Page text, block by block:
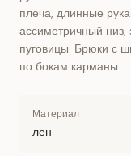
плеча, длинные
ассиметричный низ,
пуговицы. Брюки с
по бокам карманы.
Материал
лен